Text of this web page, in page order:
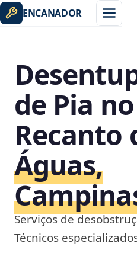
ENCANADOR
de Pia
Recanto
Águas,
Serviços de
Técnicos